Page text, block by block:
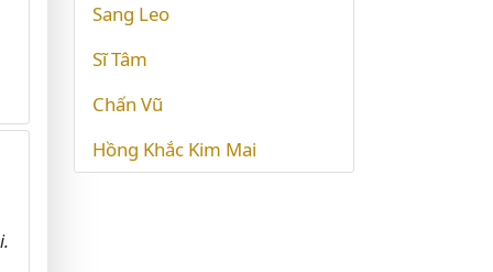
Sang Leo
Sĩ Tâm
Chấn Vũ
Hồng Khắc Kim Mai